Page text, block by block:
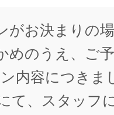
がお決まりの
めのうえ、ご
内容につきま
て、スタッフ